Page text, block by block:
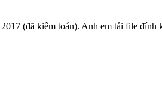
(đã kiểm toán). Anh em tải file đính